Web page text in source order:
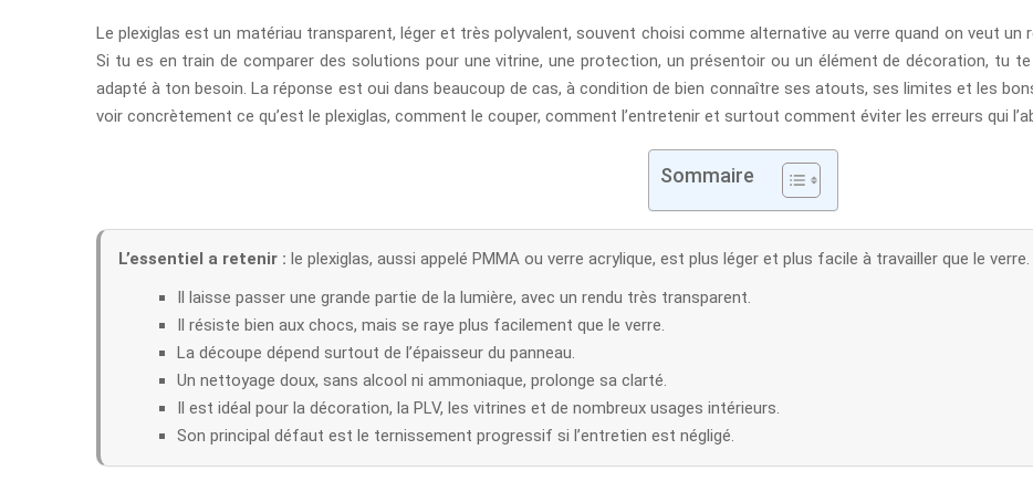
Le plexiglas est un matériau transparent, léger et très polyvalent, souvent choisi comme alternative au verre quand on veut un
Si tu es en train de comparer des solutions pour une vitrine, une protection, un présentoir ou un élément de décoration, tu
adapté à ton besoin. La réponse est oui dans beaucoup de cas, à condition de bien connaître ses atouts, ses limites et les
voir concrètement ce qu’est le plexiglas, comment le couper, comment l’entretenir et surtout comment éviter les erreurs qui
Sommaire
L’essentiel a retenir : le plexiglas, aussi appelé PMMA ou verre acrylique, est plus léger et plus facile à travailler que le verre.
Il laisse passer une grande partie de la lumière, avec un rendu très transparent.
Il résiste bien aux chocs, mais se raye plus facilement que le verre.
La découpe dépend surtout de l’épaisseur du panneau.
Un nettoyage doux, sans alcool ni ammoniaque, prolonge sa clarté.
Il est idéal pour la décoration, la PLV, les vitrines et de nombreux usages intérieurs.
Son principal défaut est le ternissement progressif si l’entretien est négligé.